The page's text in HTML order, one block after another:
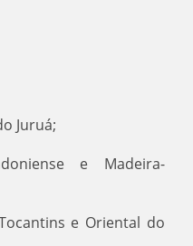
Juruá;
e Madeira-
e Oriental do